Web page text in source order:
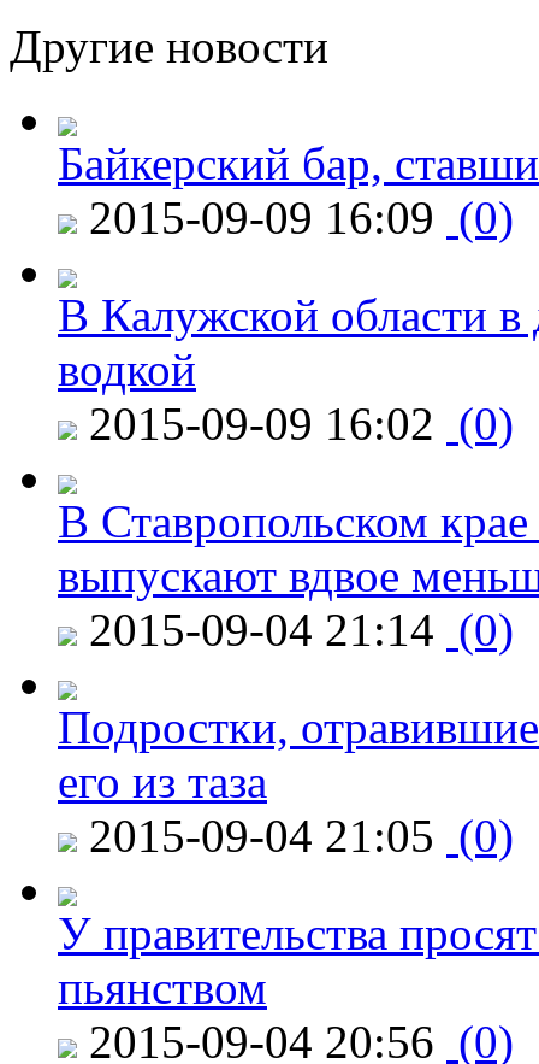
Другие новости
Байкерский бар,
2015-09-09 16:09 (0)
В Калужской области в
водкой
2015-09-09 16:02 (0)
В Ставропольском
выпускают вдвое
2015-09-04 21:14 (0)
Подростки,
его из таза
2015-09-04 21:05 (0)
У правительства
пьянством
2015-09-04 20:56 (0)